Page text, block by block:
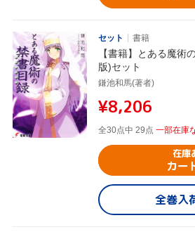
セット 書籍
【書籍】とある魔術
版)セット
鎌池和馬(著者)
¥8,206
全30点中 29点 一部在庫
在庫
カー
全巻入